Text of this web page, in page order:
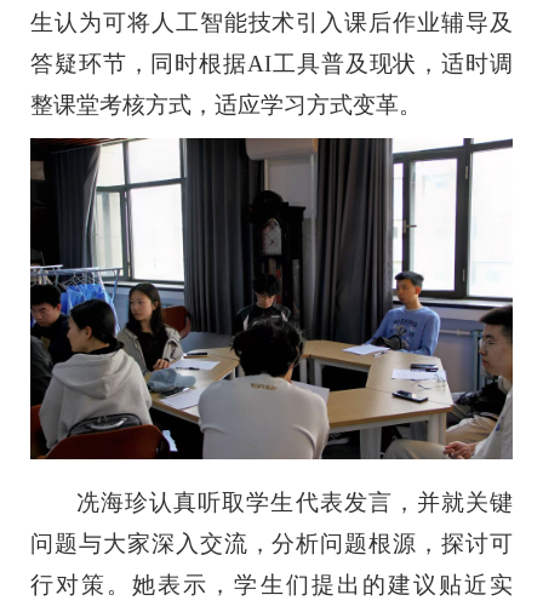
生认为可将人工智能技术引入课后作业辅导及
答疑环节，同时根据AI工具普及现状，适时调
整课堂考核方式，适应学习方式变革。
冼海珍认真听取学生代表发言，并就关键
问题与大家深入交流，分析问题根源，探讨可
行对策。她表示，学生们提出的建议贴近实